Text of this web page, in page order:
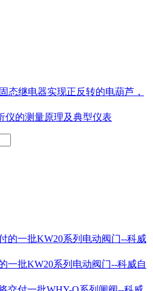
态继电器实现正反转的电葫芦，
仪的测量原理及典型仪表
一批KW20系列电动阀门--科威自